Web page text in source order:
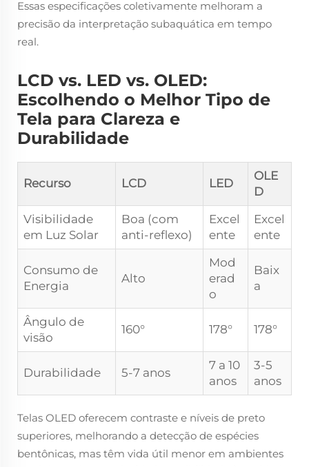
Essas especificações coletivamente melhoram a
precisão da interpretação subaquática em tempo
real.
LCD vs. LED vs. OLED:
Escolhendo o Melhor Tipo de
Tela para Clareza e
Durabilidade
Recurso LCD LED
OLE
D
Visibilidade
em Luz Solar
Boa (com
anti-reflexo)
Excel
ente
Excel
ente
Consumo de
Energia
Alto
Mod
erad
o
Baix
a
Ângulo de
visão
160° 178° 178°
Durabilidade 5-7 anos
7 a 10
anos
3-5
anos
Telas OLED oferecem contraste e níveis de preto
superiores, melhorando a detecção de espécies
bentônicas, mas têm vida útil menor em ambientes